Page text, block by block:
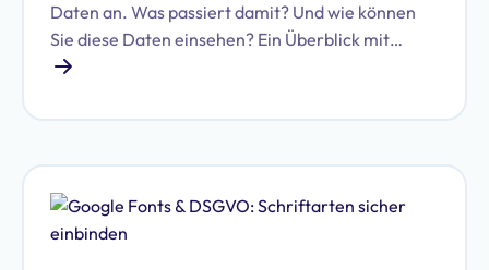
Daten an. Was passiert damit? Und wie können
Sie diese Daten einsehen? Ein Überblick mit
Anfrage-Vorlage.